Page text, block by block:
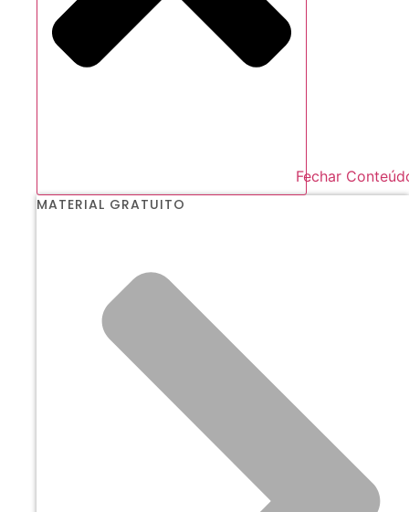
Fechar
MATERIAL GRATUITO